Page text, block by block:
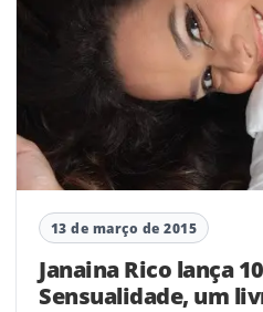
13 de março de 2015
Janaina Rico lança
Sensualidade, um